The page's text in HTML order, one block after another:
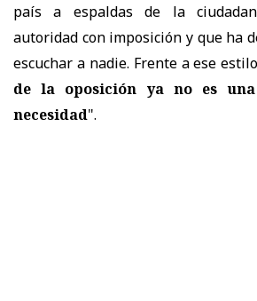
país a espaldas de la
autoridad con imposición y que ha
escuchar a nadie. Frente a ese
de la oposición ya no es
necesidad".